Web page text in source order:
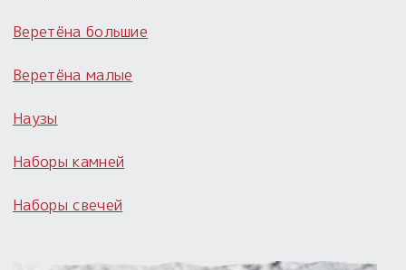
Веретёна большие
Веретёна малые
Наузы
Наборы камней
Наборы свечей